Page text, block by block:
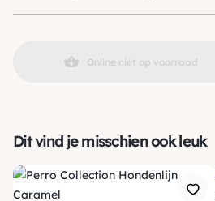
Online niet op voorraad
Dit vind je misschien ook leuk